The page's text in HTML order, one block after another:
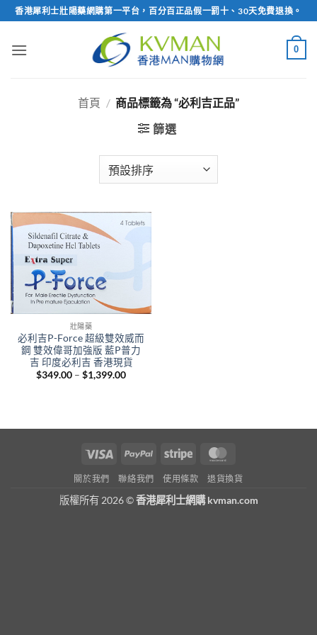
Skip
to
content
香港犀利士壯陽藥網購第一平台，百分百正品假一罰十、30天免費退換。
0
首頁 / 商品標籤為 “必利吉正品”
篩選
壯陽藥
必利吉P-Force 超級雙效威而
鋼 雙效偉哥加強版 藍P普力
吉 印度必利吉 香港現貨
$349.00 – $1,399.00Price
Visa PayPal Stripe
關於我們 聯絡我們 使用條款 退貨換貨
版權所有 2026 ©香港犀利士網購 kvman.com